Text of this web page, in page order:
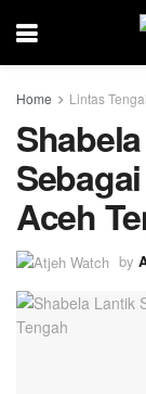
Home Lintas
Aceh
by